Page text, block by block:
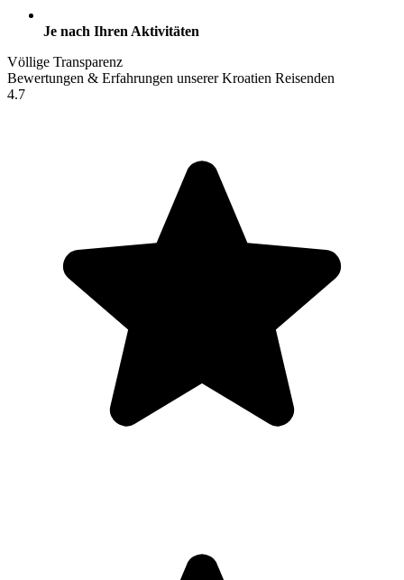
Je nach Ihren Aktivitäten
Völlige Transparenz
Bewertungen & Erfahrungen unserer Kroatien Reisenden
4.7